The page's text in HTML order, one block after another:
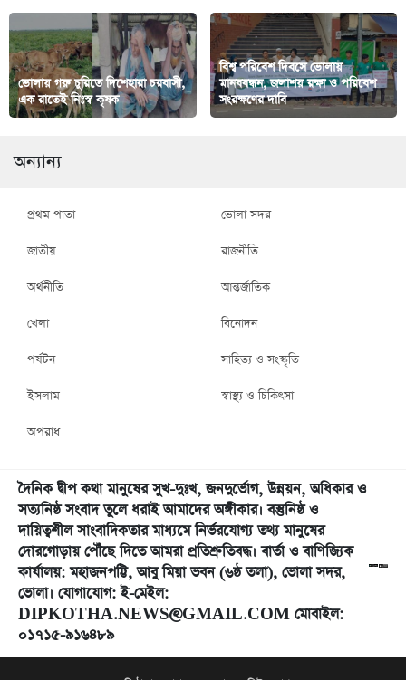
ভোলায় গরু চুরিতে দিশেহারা চরবাসী,
এক রাতেই নিঃস্ব কৃষক
বিশ্ব পরিবেশ দিবসে ভোলায়
মানববন্ধন, জলাশয় রক্ষা ও পরিবেশ
সংরক্ষণের দাবি
অন্যান্য
প্রথম পাতা ভোলা সদর
জাতীয় রাজনীতি
অর্থনীতি আন্তর্জাতিক
খেলা বিনোদন
পর্যটন সাহিত্য ও সংস্কৃতি
ইসলাম স্বাস্থ্য ও চিকিৎসা
অপরাধ
দৈনিক দ্বীপ কথা মানুষের সুখ-দুঃখ, জনদুর্ভোগ, উন্নয়ন, অধিকার ও
সত্যনিষ্ঠ সংবাদ তুলে ধরাই আমাদের অঙ্গীকার। বস্তুনিষ্ঠ ও
দায়িত্বশীল সাংবাদিকতার মাধ্যমে নির্ভরযোগ্য তথ্য মানুষের
দোরগোড়ায় পৌঁছে দিতে আমরা প্রতিশ্রুতিবদ্ধ। বার্তা ও বাণিজ্যিক
কার্যালয়: মহাজনপট্টি, আবু মিয়া ভবন (৬ষ্ঠ তলা), ভোলা সদর,
ভোলা। যোগাযোগ: ই-মেইল:
DIPKOTHA.NEWS@GMAIL.COM মোবাইল:
০১৭১৫-৯১৬৪৮৯